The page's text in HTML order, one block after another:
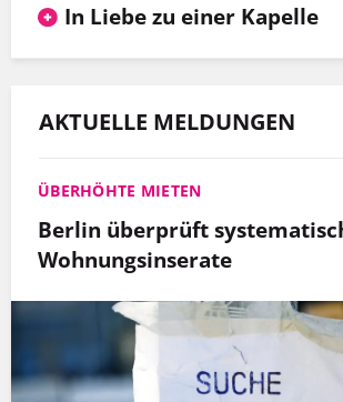
In Liebe zu einer Kapelle
AKTUELLE MELDUNGEN
ÜBERHÖHTE MIETEN
Berlin überprüft
Wohnungsinserate